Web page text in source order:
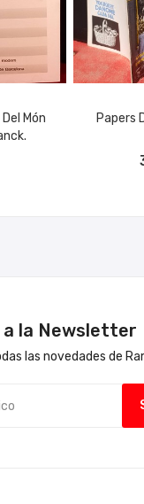
Món
Papers
a la Newsletter
las novedades de